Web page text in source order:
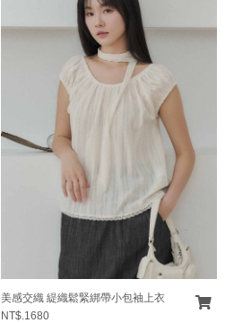
美感交織 緹織鬆緊綁帶小包袖上衣
NT$.1680